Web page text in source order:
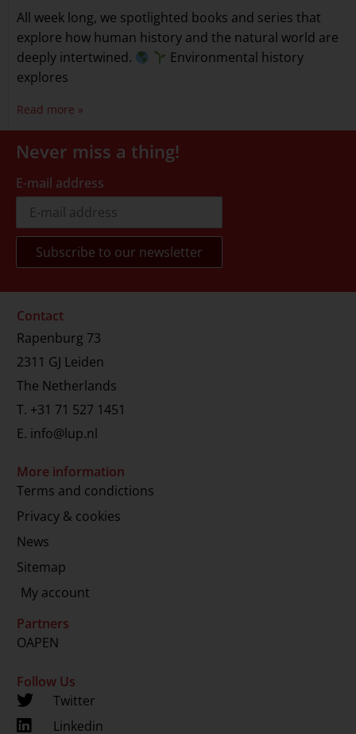
All week long, we spotlighted books and series that
explore how human history and the natural world are
deeply intertwined.
Environmental history
explores
Read more »
Never miss a thing!
E-mail address
Contact
Rapenburg 73
2311 GJ Leiden
The Netherlands
T. +31 71 527 1451
E. info@lup.nl
More information
Terms and condictions
Privacy & cookies
News
Sitemap
My account
Partners
OAPEN
Follow Us
Twitter
Linkedin